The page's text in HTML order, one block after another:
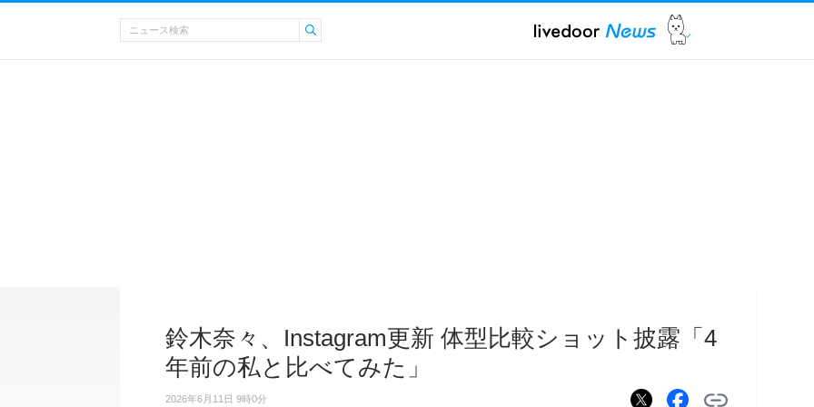
鈴木奈々、Instagram更新 体型比較ショット披露「4
年前の私と比べてみた」
2026年6月11日 9時0分